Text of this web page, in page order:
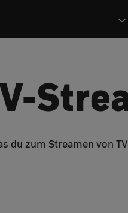
du zum Streamen von